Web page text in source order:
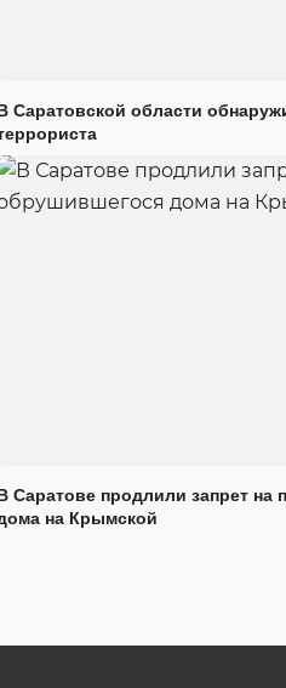
Саратовской области
Саратове продлили запрет
на Крымской